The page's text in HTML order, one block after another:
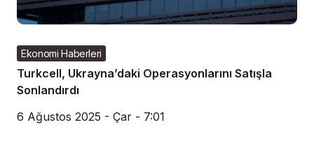
Ekonomi Haberleri
Turkcell, Ukrayna’daki Operasyonlarını Satışla
Sonlandırdı
6 Ağustos 2025 - Çar - 7:01